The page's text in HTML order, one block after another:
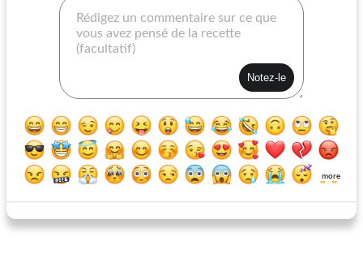
assaisonnement fumé
more